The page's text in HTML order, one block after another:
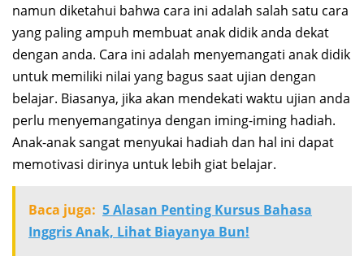
namun diketahui bahwa cara ini adalah salah satu cara
yang paling ampuh membuat anak didik anda dekat
dengan anda. Cara ini adalah menyemangati anak didik
untuk memiliki nilai yang bagus saat ujian dengan
belajar. Biasanya, jika akan mendekati waktu ujian anda
perlu menyemangatinya dengan iming-iming hadiah.
Anak-anak sangat menyukai hadiah dan hal ini dapat
memotivasi dirinya untuk lebih giat belajar.
Baca juga: 5 Alasan Penting Kursus Bahasa
Inggris Anak, Lihat Biayanya Bun!